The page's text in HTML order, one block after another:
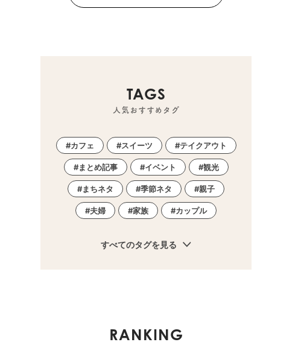
TAGS
人気おすすめタグ
カフェ スイーツ テイクアウト
まとめ記事 イベント 観光
まちネタ 季節ネタ 親子
夫婦 家族 カップル
すべてのタグを見る
RANKING